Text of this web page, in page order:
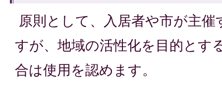
原則として、入居者や市が主
すが、地域の活性化を目的とす
合は使用を認めます。